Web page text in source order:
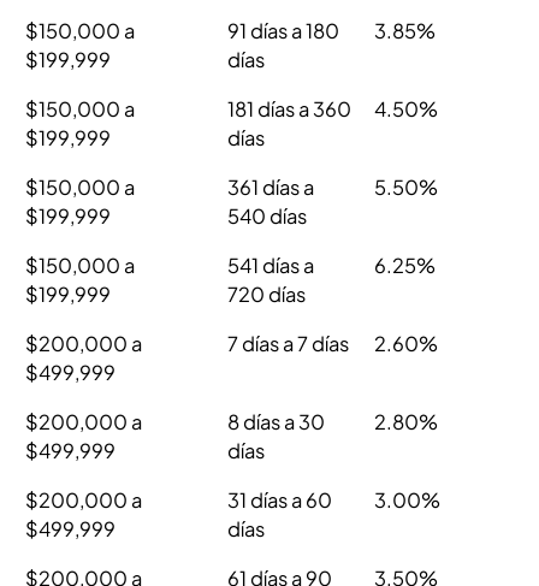
$150,000 a
$199,999
91 días a 180
días
3.85%
$150,000 a
$199,999
181 días a 360
días
4.50%
$150,000 a
$199,999
361 días a
540 días
5.50%
$150,000 a
$199,999
541 días a
720 días
6.25%
$200,000 a
$499,999
7 días a 7 días 2.60%
$200,000 a
$499,999
8 días a 30
días
2.80%
$200,000 a
$499,999
31 días a 60
días
3.00%
$200,000 a 61 días a 90 3.50%